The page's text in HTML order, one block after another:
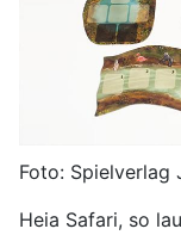
Foto: Spielverlag
Heia Safari, so